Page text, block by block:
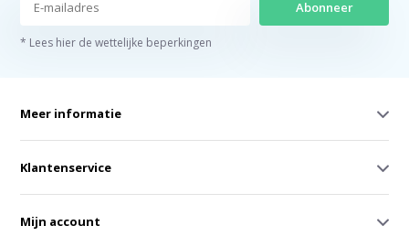
Abonneer
* Lees hier de wettelijke beperkingen
Meer informatie
Klantenservice
Mijn account